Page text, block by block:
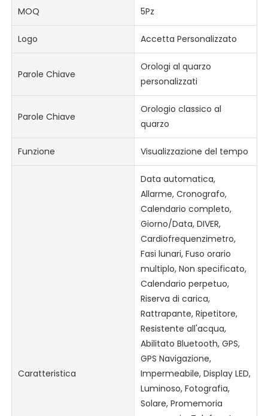
MOQ 5Pz
Logo Accetta Personalizzato
Parole Chiave
Orologi al quarzo
personalizzati
Parole Chiave
Orologio classico al
quarzo
Funzione Visualizzazione del tempo
Caratteristica
Data automatica,
Allarme, Cronografo,
Calendario completo,
Giorno/Data, DIVER,
Cardiofrequenzimetro,
Fasi lunari, Fuso orario
multiplo, Non specificato,
Calendario perpetuo,
Riserva di carica,
Rattrapante, Ripetitore,
Resistente all'acqua,
Abilitato Bluetooth, GPS,
GPS Navigazione,
Impermeabile, Display LED,
Luminoso, Fotografia,
Solare, Promemoria